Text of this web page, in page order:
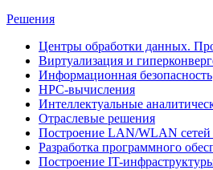
Решения
Центры обработки данных.
Виртуализация и
Информационная безопасность
HPC-вычисления
Интеллектуальные
Отраслевые решения
Построение LAN/WLAN сетей
Разработка программного
Построение IT-